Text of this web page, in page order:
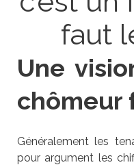
faut
Une
chômeur
Généralement les
pour argument les